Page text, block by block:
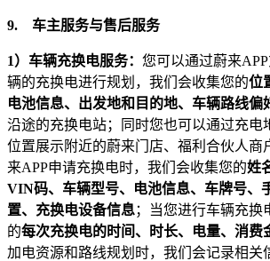
9. 车主服务与售后服务
1）车辆充换电服务： 您可以通过蔚来
辆的充换电进行规划，我们会收集您的位
电池信息、出发地和目的地、车辆路线偏
沿途的充换电站；同时您也可以通过充电
位置展示附近的蔚来门店、福利合伙人商
来APP申请充换电时，我们会收集您的姓
VIN码、车辆型号、电池信息、车牌号、
置、充换电设备信息；当您进行车辆充换
的每次充换电的时间、时长、电量、消费
加电资源和路线规划时，我们会记录相关